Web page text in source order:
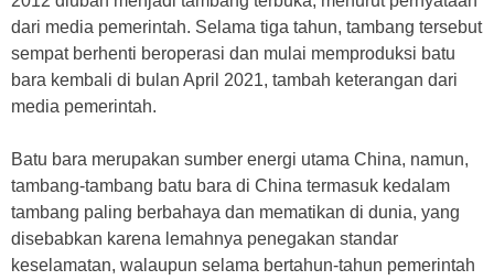
dari media pemerintah. Selama tiga tahun, tambang tersebut
sempat berhenti beroperasi dan mulai memproduksi batu
bara kembali di bulan April 2021, tambah keterangan dari
media pemerintah.
Batu bara merupakan sumber energi utama China, namun,
tambang-tambang batu bara di China termasuk kedalam
tambang paling berbahaya dan mematikan di dunia, yang
disebabkan karena lemahnya penegakan standar
keselamatan, walaupun selama bertahun-tahun pemerintah